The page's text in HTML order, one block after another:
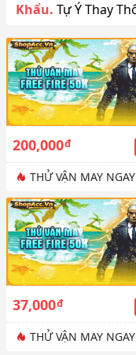
Khẩu. Tự Ý Thay
200,000đ
THỬ VẬN MAY
37,000đ
THỬ VẬN MAY